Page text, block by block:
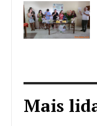
Mais